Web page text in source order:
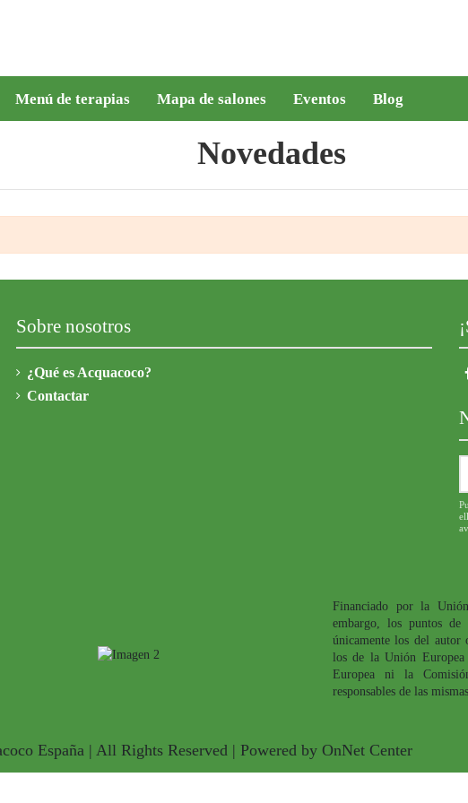
Menú de terapias Mapa de salones Eventos Blog
Novedades
Sobre nosotros
¿Qué es Acquacoco?
Contactar
Financiado por la
embargo, los puntos de
únicamente los del autor
los de la Unión
Europea ni la
responsables de las mismas
España | All Rights Reserved | Powered by OnNet Center